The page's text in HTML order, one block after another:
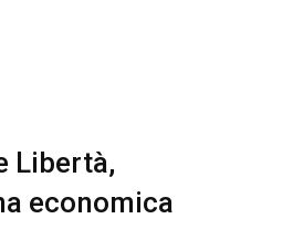
Libertà,
economica